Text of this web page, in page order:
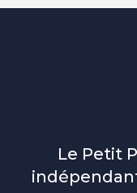
Le Petit